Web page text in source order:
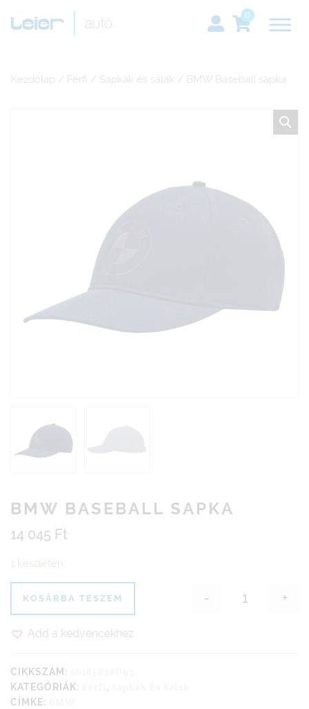
0
Kezdőlap / Férfi / Sapkák és sálak / BMW Baseball sapka
BMW BASEBALL SAPKA
14 045 Ft
1 készleten
BMW
- +
KOSÁRBA TESZEM
Add a kedvencekhez
CIKKSZÁM:
KATEGÓRIÁK: ,
CÍMKE: